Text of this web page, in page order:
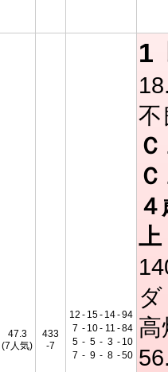
47.3
(7人気)
433
-7
12 - 15- 14-94
7 - 10- 11 -84
5 - 5 - 3 - 10
7 - 9 - 8 -50
1
不
上